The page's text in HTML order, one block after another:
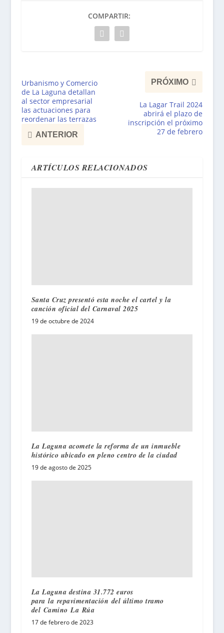
COMPARTIR:
Urbanismo y Comercio
de La Laguna detallan
al sector empresarial
las actuaciones para
reordenar las terrazas
ANTERIOR
PRÓXIMO
La Lagar Trail 2024
abrirá el plazo de
inscripción el próximo
27 de febrero
ARTÍCULOS RELACIONADOS
Santa Cruz presentó esta noche el cartel y la
canción oficial del Carnaval 2025
19 de octubre de 2024
La Laguna acomete la reforma de un inmueble
histórico ubicado en pleno centro de la ciudad
19 de agosto de 2025
La Laguna destina 31.772 euros
para la repavimentación del último tramo
del Camino La Rúa
17 de febrero de 2023